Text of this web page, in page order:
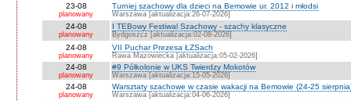
23-08
planowany
Turniej szachowy dla dzieci na Bemowie ur. 2012 i młodsi
Warszawa [aktualizacja:26-07-2026]
24-08
planowany
I TEBowy Festiwal Szachowy - szachy klasyczne
Bydgoszcz [aktualizacja:02-08-2026]
24-08
planowany
VII Puchar Prezesa ŁZSach
Rawa Mazowiecka [aktualizacja:05-02-2026]
24-08
planowany
#9 Półkolonie w UKS Twierdzy Mokotów
Warszawa [aktualizacja:15-05-2026]
24-08
planowany
Warsztaty szachowe w czasie wakacji na Bemowie (24-25
Warszawa [aktualizacja:04-06-2026]